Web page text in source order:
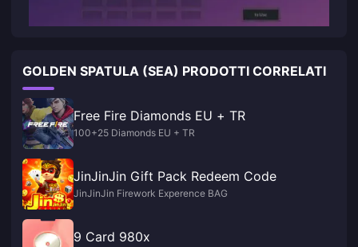
GOLDEN SPATULA (SEA) PRODOTTI CORRELATI
Free Fire Diamonds EU + TR
100+25 Diamonds EU + TR
JinJinJin Gift Pack Redeem Code
JinJinJin Firework Experence BAG
9 Card 980x